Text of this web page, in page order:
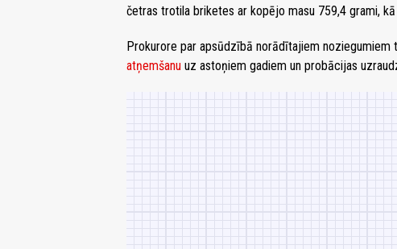
četras trotila briketes ar kopējo masu 759,4 grami,
Prokurore par apsūdzībā norādītajiem
atņemšanu uz astoņiem gadiem un probācijas